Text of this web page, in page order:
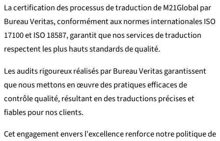
La certification des processus de traduction de M21Global par
Bureau Veritas, conformément aux normes internationales ISO
17100 et ISO 18587, garantit que nos services de traduction
respectent les plus hauts standards de qualité.
Les audits rigoureux réalisés par Bureau Veritas garantissent
que nous mettons en œuvre des pratiques efficaces de
contrôle qualité, résultant en des traductions précises et
fiables pour nos clients.
Cet engagement envers l'excellence renforce notre politique de